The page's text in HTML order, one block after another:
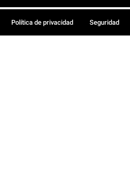
Política de privacidad Seguridad